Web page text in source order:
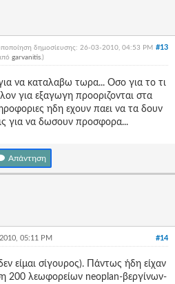
#13
δημοσίευσης: 26-03-2010, 04:53 PM
garvanitis.)
να καταλαβω τωρα... Οσο για το τι
για εξαγωγη προοριζονται στα
ηδη εχουν παει να τα δουν
για να δωσουν προσφορα...
Απάντηση
#14
05:11 PM
είμαι σίγουρος). Πάντως ήδη είχαν
200 λεωφορείων neoplan-βεργίνων-